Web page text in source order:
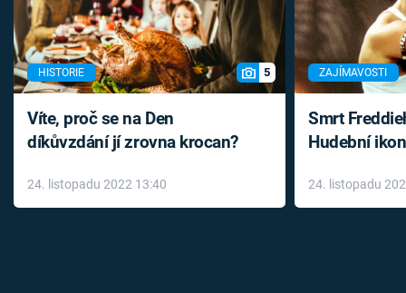
HISTORIE 5
Víte, proč se na Den
díkůvzdání jí zrovna krocan?
24. listopadu 2022 13:40
ZAJÍMAVOSTI
Smrt
Hudební
léky
24. listopadu